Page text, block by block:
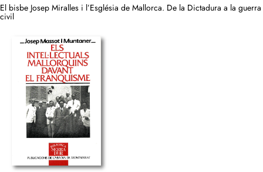
El bisbe Josep Miralles i l’Església de Mallorca. De la Dictadura a la guerra
civil